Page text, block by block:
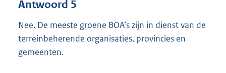
Antwoord 5
Nee. De meeste groene BOA’s zijn in dienst van de
terreinbeherende organisaties, provincies en
gemeenten.